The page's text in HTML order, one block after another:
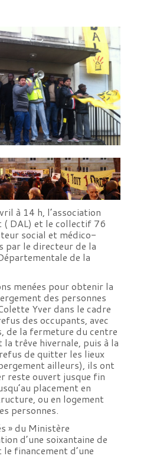
à 14 h, l’association
( DAL) et le collectif 76
social et médico-
par le directeur de la
de la
menées pour obtenir la
des personnes
Yver dans le cadre
des occupants, avec
de la fermeture du centre
la trêve hivernale, puis à la
de quitter les lieux
ailleurs), ils ont
reste ouvert jusque fin
placement en
ou en logement
personnes.
» du Ministère
d’une soixantaine de
financement d’une